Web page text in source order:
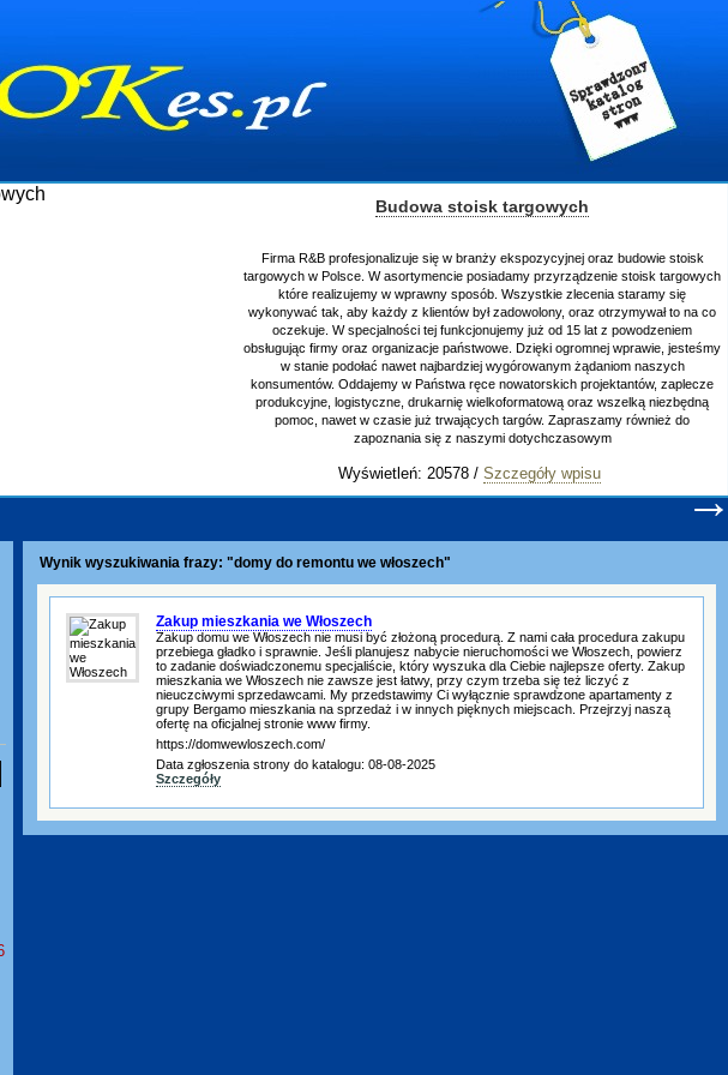
Budowa stoisk targowych
Firma R&B profesjonalizuje się w branży ekspozycyjnej oraz budowie stoisk
targowych w Polsce. W asortymencie posiadamy przyrządzenie stoisk targowych
które realizujemy w wprawny sposób. Wszystkie zlecenia staramy się
wykonywać tak, aby każdy z klientów był zadowolony, oraz otrzymywał to na co
oczekuje. W specjalności tej funkcjonujemy już od 15 lat z powodzeniem
obsługując firmy oraz organizacje państwowe. Dzięki ogromnej wprawie, jesteśmy
w stanie podołać nawet najbardziej wygórowanym żądaniom naszych
konsumentów. Oddajemy w Państwa ręce nowatorskich projektantów, zaplecze
produkcyjne, logistyczne, drukarnię wielkoformatową oraz wszelką niezbędną
pomoc, nawet w czasie już trwających targów. Zapraszamy również do
zapoznania się z naszymi dotychczasowym
Wyświetleń: 20578 / Szczegóły wpisu
Wynik wyszukiwania frazy: "domy do remontu we włoszech"
Zakup mieszkania we Włoszech
Zakup domu we Włoszech nie musi być złożoną procedurą. Z nami cała procedura zakupu
przebiega gładko i sprawnie. Jeśli planujesz nabycie nieruchomości we Włoszech, powierz
to zadanie doświadczonemu specjaliście, który wyszuka dla Ciebie najlepsze oferty. Zakup
mieszkania we Włoszech nie zawsze jest łatwy, przy czym trzeba się też liczyć z
nieuczciwymi sprzedawcami. My przedstawimy Ci wyłącznie sprawdzone apartamenty z
grupy Bergamo mieszkania na sprzedaż i w innych pięknych miejscach. Przejrzyj naszą
ofertę na oficjalnej stronie www firmy.
https://domwewloszech.com/
Data zgłoszenia strony do katalogu: 08-08-2025
Szczegóły